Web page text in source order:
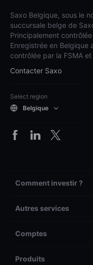
Saxo Belgique, sous le
succursale belge de
Principalement
Enregistrée en Belgique
contrôlée par la FSMA et
Contacter Saxo
Select region
Belgique
Comment investir ?
Autres services
Comptes
Produits